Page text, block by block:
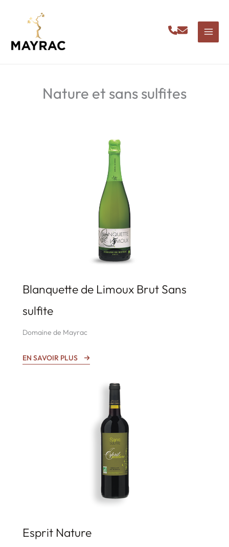
Nature et sans sulfites
Blanquette de Limoux Brut Sans
sulfite
Domaine de Mayrac
EN SAVOIR PLUS
Esprit Nature